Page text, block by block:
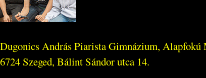
Dugonics András Piarista Gimnázium, Alapfokú
6724 Szeged, Bálint Sándor utca 14.